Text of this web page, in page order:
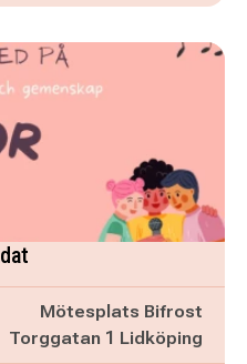
Mötesplats Bifrost
Torggatan 1 Lidköping